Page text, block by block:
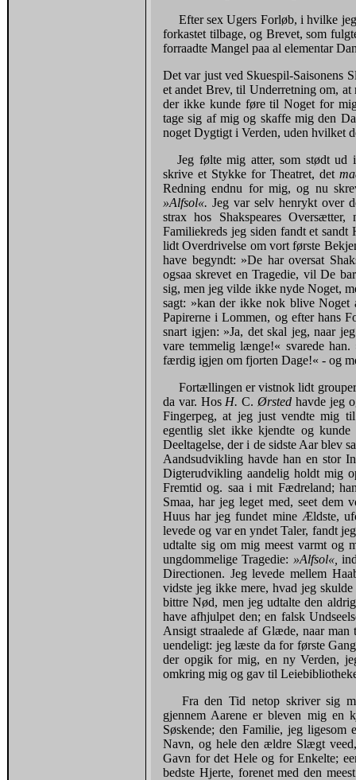
Efter sex Ugers Forløb, i hvilke
forkastet tilbage, og Brevet, som
forraadte Mangel paa al elementar
Det var just ved Skuespil-Saisonens
et andet Brev, til Underretning om,
der ikke kunde føre til Noget for
tage sig af mig og skaffe mig den
noget Dygtigt i Verden, uden hvilket
Jeg følte mig atter, som stødt
skrive et Stykke for Theatret, det
Redning endnu for mig, og nu
»Alfsol«.Jeg var selv henrykt over
strax hos Shakspeares
Familiekreds jeg siden fandt et
lidt Overdrivelse om vort første
have begyndt: »De har oversat
ogsaa skrevet en Tragedie, vil De
sig, men jeg vilde ikke nyde Noget,
sagt: »kan der ikke nok blive
Papirerne i Lommen, og efter hans
snart igjen: »Ja, det skal jeg, naar
vare temmelig længe!« svarede
færdig igjen om fjorten Dage!« - og
Fortællingen er vistnok lidt
da var. Hos H.C.Ørsted havde jeg
Fingerpeg, at jeg just vendte mig
egentlig slet ikke kjendte og
Deeltagelse, der i de sidste Aar blev
Aandsudvikling havde han en stor
Digterudvikling aandelig holdt mig
Fremtid og. saa i mit Fædreland;
Smaa, har jeg leget med, seet
Huus har jeg fundet mine Ældste,
levede og var en yndet Taler, fandt
udtalte sig om mig meest varmt og
ungdommelige Tragedie: »Alfsol«,
Directionen. Jeg levede mellem
vidste jeg ikke mere, hvad jeg
bittre Nød, men jeg udtalte den
have afhjulpet den; en falsk
Ansigt straalede af Glæde, naar
uendeligt: jeg læste da for første
der opgik for mig, en ny Verden,
omkring mig og gav til
Fra den Tid netop skriver sig
gjennem Aarene er bleven mig
Søskende; den Familie, jeg
Navn, og hele den ældre Slægt
Gavn for det Hele og for Enkelte;
bedste Hjerte, forenet med den